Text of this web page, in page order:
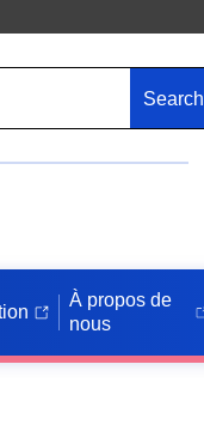
Search
À propos de
nous